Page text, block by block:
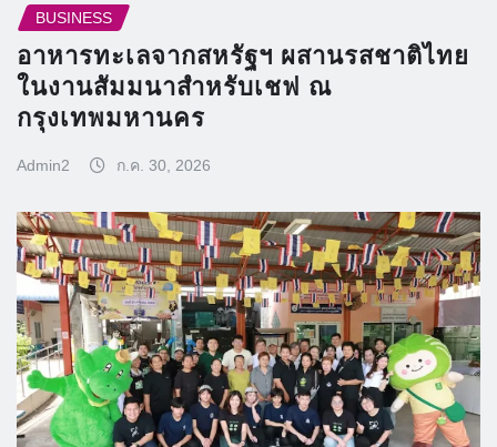
BUSINESS
อาหารทะเลจากสหรัฐฯ ผสานรสชาติไทย
ในงานสัมมนาสำหรับเชฟ ณ
กรุงเทพมหานคร
Admin2 ก.ค. 30, 2026